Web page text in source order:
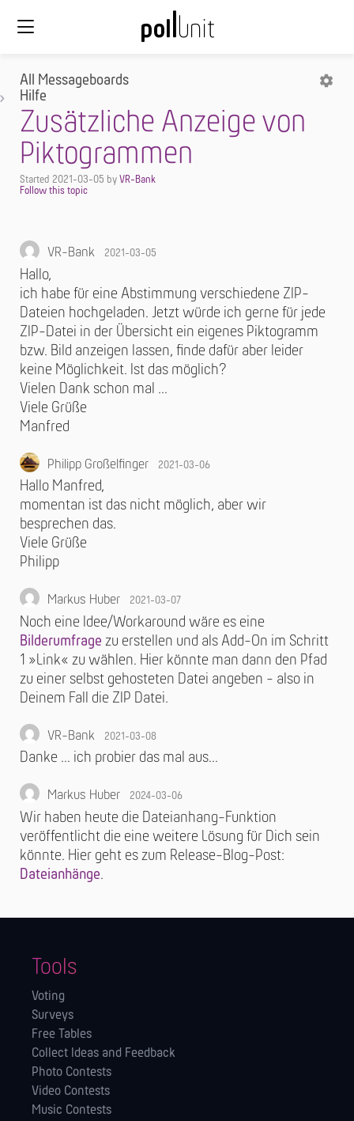
All Messageboards
Hilfe
Zusätzliche Anzeige von
Piktogrammen
Started 2021-03-05 by VR-Bank
VR-Bank 2021-03-05
Hallo,
ich habe für eine Abstimmung verschiedene ZIP-
Dateien hochgeladen. Jetzt würde ich gerne für jede
ZIP-Datei in der Übersicht ein eigenes Piktogramm
bzw. Bild anzeigen lassen, finde dafür aber leider
keine Möglichkeit. Ist das möglich?
Vielen Dank schon mal …
Viele Grüße
Manfred
Philipp Großelfinger 2021-03-06
Hallo Manfred,
momentan ist das nicht möglich, aber wir
besprechen das.
Viele Grüße
Philipp
Markus Huber 2021-03-07
Noch eine Idee/Workaround wäre es eine
Bilderumfrage zu erstellen und als Add-On im Schritt
1 »Link« zu wählen. Hier könnte man dann den Pfad
zu einer selbst gehosteten Datei angeben - also in
Deinem Fall die ZIP Datei.
VR-Bank 2021-03-08
Danke … ich probier das mal aus…
Markus Huber 2024-03-06
Wir haben heute die Dateianhang-Funktion
veröffentlicht die eine weitere Lösung für Dich sein
könnte. Hier geht es zum Release-Blog-Post:
Dateianhänge.
Tools
Voting
Surveys
Free Tables
Collect Ideas and Feedback
Photo Contests
Video Contests
Music Contests